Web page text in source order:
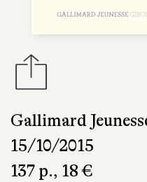
Gallimard
15/10/2015
137 p., 18 €